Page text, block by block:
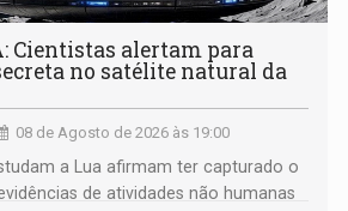
Cientistas alertam para
no satélite natural da
08 de Agosto de 2026 às 19:00
a Lua afirmam ter capturado o
de atividades não humanas